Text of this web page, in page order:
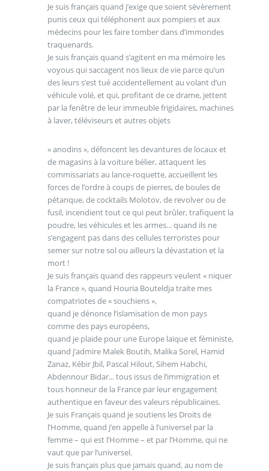
Je suis français quand j’exige que soient sévèrement
punis ceux qui téléphonent aux pompiers et aux
médecins pour les faire tomber dans d’immondes
traquenards.
Je suis français quand s’agitent en ma mémoire les
voyous qui saccagent nos lieux de vie parce qu’un
des leurs s’est tué accidentellement au volant d’un
véhicule volé, et qui, profitant de ce drame, jettent
par la fenêtre de leur immeuble frigidaires, machines
à laver, téléviseurs et autres objets
« anodins », défoncent les devantures de locaux et
de magasins à la voiture bélier, attaquent les
commissariats au lance-roquette, accueillent les
forces de l’ordre à coups de pierres, de boules de
pétanque, de cocktails Molotov, de revolver ou de
fusil, incendient tout ce qui peut brûler, trafiquent la
poudre, les véhicules et les armes... quand ils ne
s’engagent pas dans des cellules terroristes pour
semer sur notre sol ou ailleurs la dévastation et la
mort !
Je suis français quand des rappeurs veulent « niquer
la France », quand Houria Bouteldja traite mes
compatriotes de « souchiens »,
quand je dénonce l’islamisation de mon pays
comme des pays européens,
quand je plaide pour une Europe laïque et féministe,
quand j’admire Malek Boutih, Malika Sorel, Hamid
Zanaz, Kébir Jbil, Pascal Hilout, Sihem Habchi,
Abdennour Bidar... tous issus de l’immigration et
tous honneur de la France par leur engagement
authentique en faveur des valeurs républicaines.
Je suis Français quand je soutiens les Droits de
l’Homme, quand j’en appelle à l’universel par la
femme – qui est l’Homme – et par l’Homme, qui ne
vaut que par l’universel.
Je suis français plus que jamais quand, au nom de